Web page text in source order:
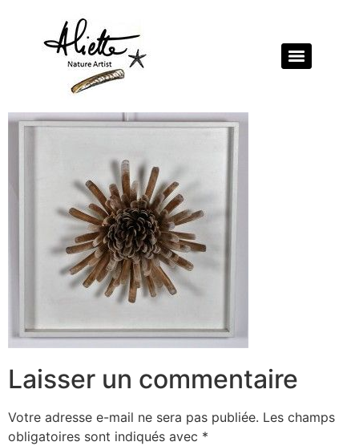
Laisser un commentaire
Votre adresse e-mail ne sera pas publiée. Les champs
obligatoires sont indiqués avec *